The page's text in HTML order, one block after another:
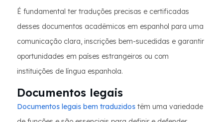
É fundamental ter traduções precisas e certificadas
desses documentos acadêmicos em espanhol para uma
comunicação clara, inscrições bem-sucedidas e garantir
oportunidades em países estrangeiros ou com
instituições de língua espanhola.
Documentos legais
Documentos legais bem traduzidos têm uma variedade